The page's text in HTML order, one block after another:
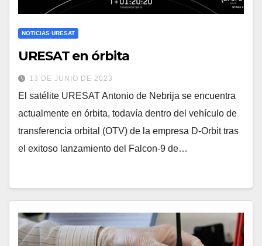
NOTICIAS URESAT
URESAT en órbita
13 DE JUNIO DE 2023
El satélite URESAT Antonio de Nebrija se encuentra
actualmente en órbita, todavía dentro del vehículo de
transferencia orbital (OTV) de la empresa D-Orbit tras
el exitoso lanzamiento del Falcon-9 de…